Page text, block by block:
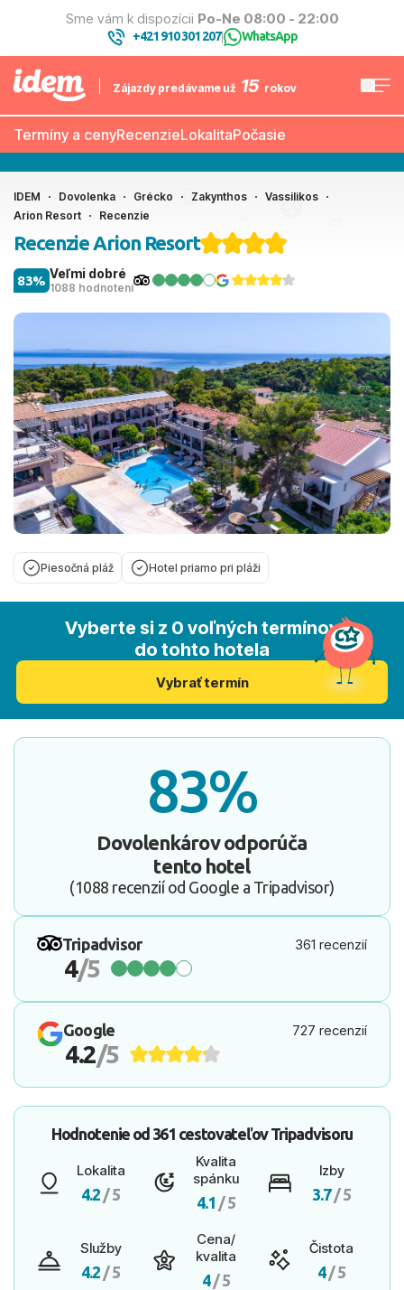
Sme vám k dispozícii Po-Ne 08:00 - 22:00
+421 910 301 207| WhatsApp
Zájazdy predávame už 15 rokov
Termíny a cenyRecenzieLokalitaPočasie
IDEM Dovolenka Grécko Zakynthos
Vassilikos
Arion Resort
Recenzie
Recenzie Arion Resort
Veľmi dobré
1088 hodnotení
83%
Piesočná pláž Hotel priamo pri pláži
Vyberte si z 0 voľných termínov
do tohto hotela
Vybrať termín
83%
Dovolenkárov odporúča
tento hotel
(1088 recenzií od Google a Tripadvisor)
Tripadvisor 361 recenzií
4/5
Google 727 recenzií
4.2/5
Hodnotenie od 361 cestovateľovTripadvisoru
Lokalita
4.2 / 5
Kvalita
spánku
4.1 / 5
Izby
3.7/ 5
Služby
4.2 / 5
Cena/
kvalita
4/ 5
Čistota
4/ 5